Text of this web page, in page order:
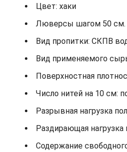
Цвет: хаки
Люверсы шагом 50 см.
Вид пропитки: СКПВ
Вид применяемого
Поверхностная
Число нитей на 10 см:
Разрывная нагрузка
Раздирающая нагрузка
Содержание